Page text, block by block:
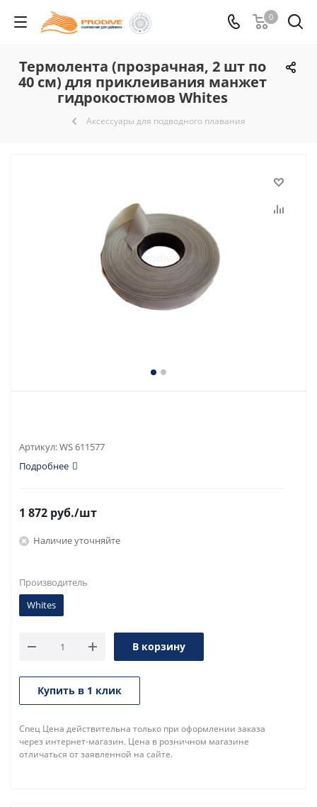
0
Термолента (прозрачная, 2 шт по
40 см) для приклеивания манжет
гидрокостюмов Whites
Аксессуары для подводного плавания
Артикул:WS 611577
Подробнее
1 872 руб./шт
Наличие уточняйте
Производитель
Whites
В корзину
Купить в 1 клик
Спец Цена действительна только при оформлении заказа
через интернет-магазин. Цена в розничном магазине
отличаться от заявленной на сайте.